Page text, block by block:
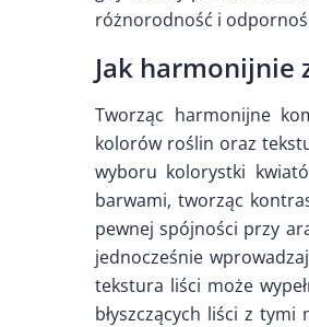
różnorodność i
Jak
Tworząc harmonijne
kolorów roślin oraz
wyboru kolorystki
barwami, tworząc
pewnej spójności przy
jednocześnie
tekstura liści może
błyszczących liści z